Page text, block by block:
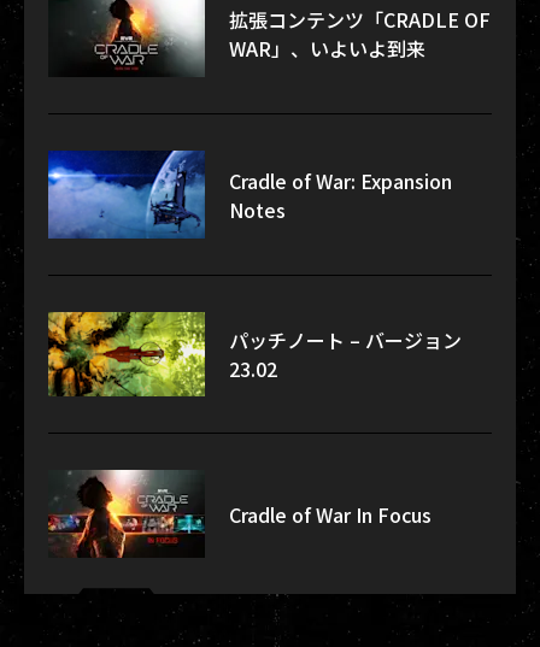
拡張コンテンツ「CRADLE OF
WAR」、いよいよ到来
Cradle of War: Expansion
Notes
パッチノート – バージョン
23.02
Cradle of War In Focus